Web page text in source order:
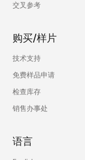
交叉参考
购买/样片
技术支持
免费样品申请
检查库存
销售办事处
语言